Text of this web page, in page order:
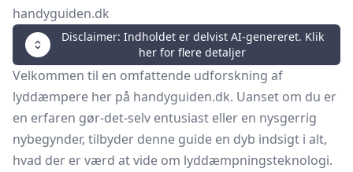
handyguiden.dk
Disclaimer: Indholdet er delvist AI-genereret. Klik
her for flere detaljer
Velkommen til en omfattende udforskning af
lyddæmpere her på handyguiden.dk. Uanset om du er
en erfaren gør-det-selv entusiast eller en nysgerrig
nybegynder, tilbyder denne guide en dyb indsigt i alt,
hvad der er værd at vide om lyddæmpningsteknologi.